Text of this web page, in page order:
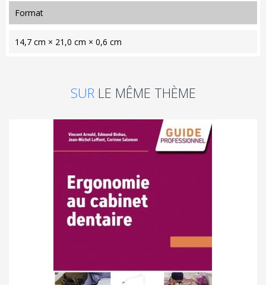
format
14,7 cm × 21,0 cm × 0,6 cm
SUR LE MÊME THÈME